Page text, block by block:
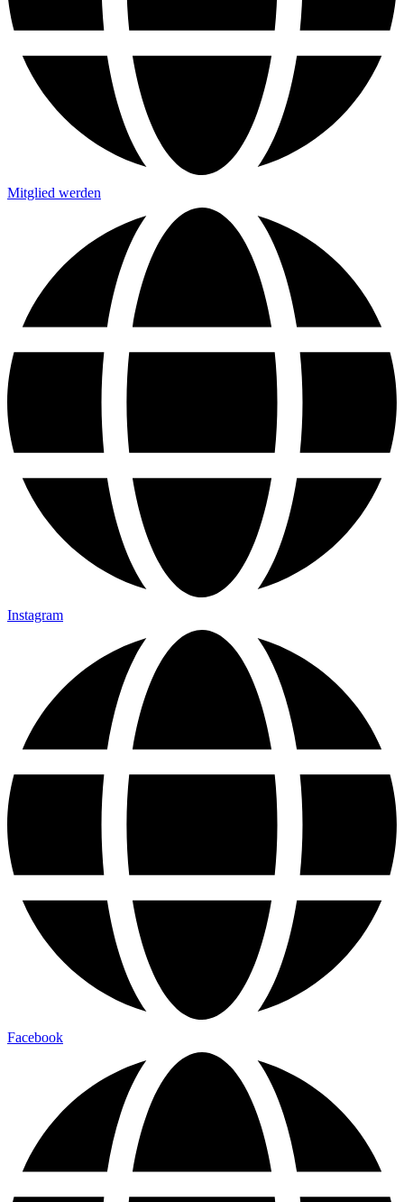
Mitglied werden
Instagram
Facebook